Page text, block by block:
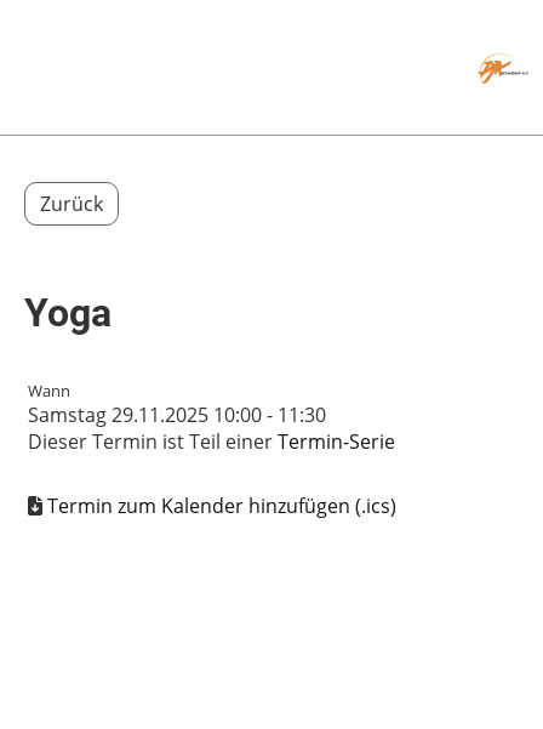
Zurück
Yoga
Wann
Samstag 29.11.2025 10:00 - 11:30
Dieser Termin ist Teil einerTermin-Serie
Termin zum Kalender hinzufügen (.ics)